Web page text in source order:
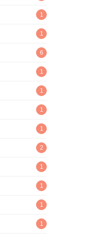
1
1
6
1
1
1
1
2
1
1
1
1